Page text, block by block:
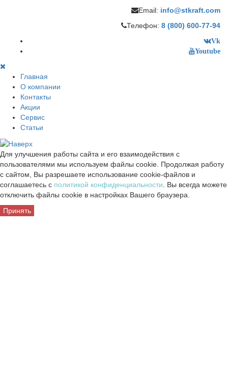
Email: info@stkraft.com
Телефон: 8 (800) 600-77-94
Vk
Youtube
Главная
О компании
Контакты
Акции
Сервис
Статьи
Для улучшения работы сайта и его взаимодействия с
пользователями мы используем файлы cookie. Продолжая работу
с сайтом, Вы разрешаете использование cookie-файлов и
соглашаетесь с политикой конфиденциальности . Вы всегда можете
отключить файлы cookie в настройках Вашего браузера.
Принять